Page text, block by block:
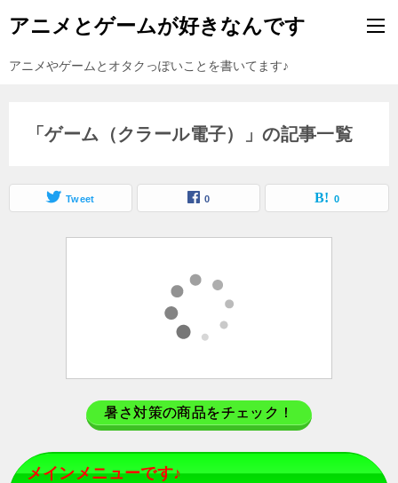
アニメとゲームが好きなんです
アニメやゲームとオタクっぽいことを書いてます♪
「ゲーム（クラール電子）」の記事一覧
Tweet 0 0
暑さ対策の商品をチェック！
メインメニューです♪